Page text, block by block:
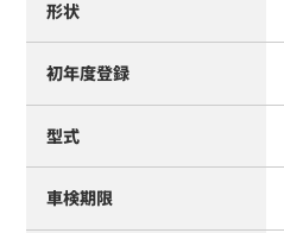
形状
初年度登録
型式
車検期限